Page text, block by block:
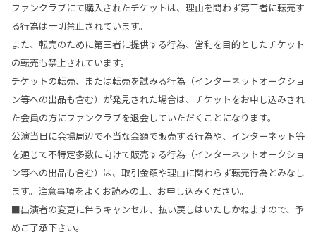
ファンクラブにて購入されたチケットは、理由を問わず第三者に転売す
る行為は一切禁止されています。
また、転売のために第三者に提供する行為、営利を目的としたチケット
の転売も禁止されています。
チケットの転売、または転売を試みる行為（インターネットオークショ
ン等への出品も含む）が発見された場合は、チケットをお申し込みされ
た会員の方にファンクラブを退会していただくことになります。
公演当日に会場周辺で不当な金額で販売する行為や、インターネット等
を通じて不特定多数に向けて販売する行為（インターネットオークショ
ン等への出品も含む）は、取引金額や理由に関わらず転売行為とみなし
ます。注意事項をよくお読みの上、お申し込みください。
■出演者の変更に伴うキャンセル、払い戻しはいたしかねますので、予
めご了承下さい。